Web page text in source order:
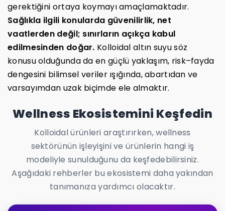
gerektiğini ortaya koymayı amaçlamaktadır.
Sağlıkla ilgili konularda güvenilirlik, net
vaatlerden değil; sınırların açıkça kabul
edilmesinden doğar. Kolloidal altın suyu söz
konusu olduğunda da en güçlü yaklaşım, risk–fayda
dengesini bilimsel veriler ışığında, abartıdan ve
varsayımdan uzak biçimde ele almaktır.
Wellness Ekosistemini Keşfedin
Kolloidal ürünleri araştırırken, wellness
sektörünün işleyişini ve ürünlerin hangi iş
modeliyle sunulduğunu da keşfedebilirsiniz.
Aşağıdaki rehberler bu ekosistemi daha yakından
tanımanıza yardımcı olacaktır.